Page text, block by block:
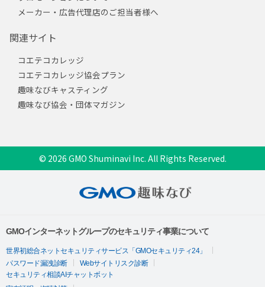
メーカー・広告代理店のご担当者様へ
関連サイト
コエテコカレッジ
コエテコカレッジ協会プラン
趣味なびキャスティング
趣味なび協会・団体マガジン
© 2026 GMO Shuminavi Inc. All Rights Reserved.